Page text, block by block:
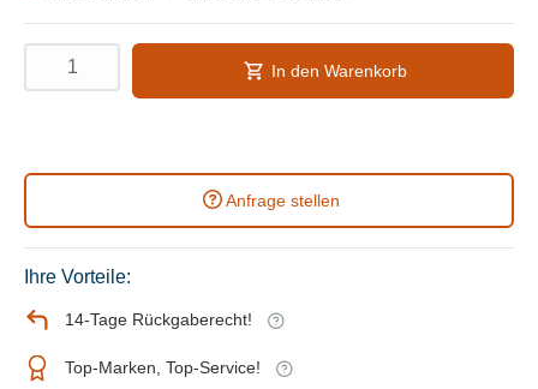
In den Warenkorb
Anfrage stellen
Ihre Vorteile:
14-Tage Rückgaberecht!
Top-Marken, Top-Service!